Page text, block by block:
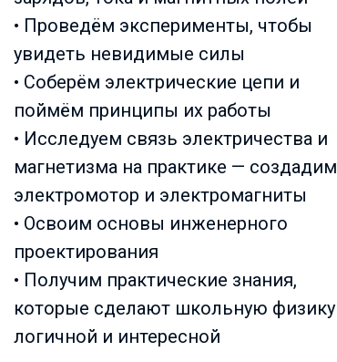
• Проведём эксперименты, чтобы
увидеть невидимые силы
• Соберём электрические цепи и
поймём принципы их работы
• Исследуем связь электричества и
магнетизма на практике — создадим
электромотор и электромагниты
• Освоим основы инженерного
проектирования
• Получим практические знания,
которые сделают школьную физику
логичной и интересной